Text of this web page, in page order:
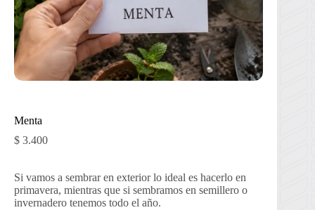
Menta
$ 3.400
Si vamos a sembrar en exterior lo ideal es hacerlo en
primavera, mientras que si sembramos en semillero o
invernadero tenemos todo el año.